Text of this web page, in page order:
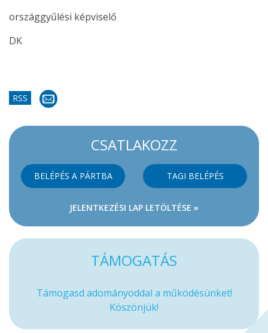
országgyűlési képviselő
DK
RSS
CSATLAKOZZ
BELÉPÉS A PÁRTBA TAGI BELÉPÉS
JELENTKEZÉSI LAP LETÖLTÉSE »
TÁMOGATÁS
Támogasd adományoddal a működésünket!
Köszönjük!